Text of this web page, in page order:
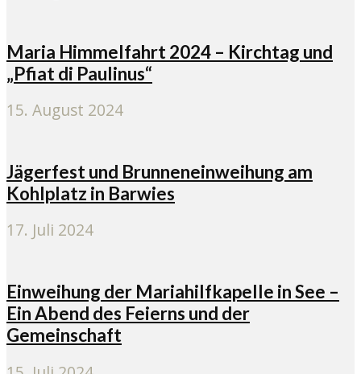
Maria Himmelfahrt 2024 – Kirchtag und
„Pfiat di Paulinus“
15. August 2024
Jägerfest und Brunneneinweihung am
Kohlplatz in Barwies
17. Juli 2024
Einweihung der Mariahilfkapelle in See –
Ein Abend des Feierns und der
Gemeinschaft